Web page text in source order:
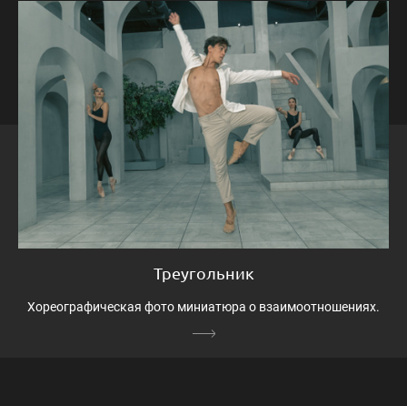
Треугольник
Хореографическая фото миниатюра о взаимоотношениях.